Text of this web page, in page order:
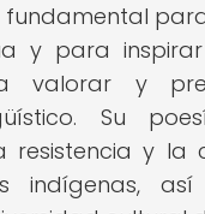
fundamental
y para
a valorar y
Su
resistencia y la
indígenas,